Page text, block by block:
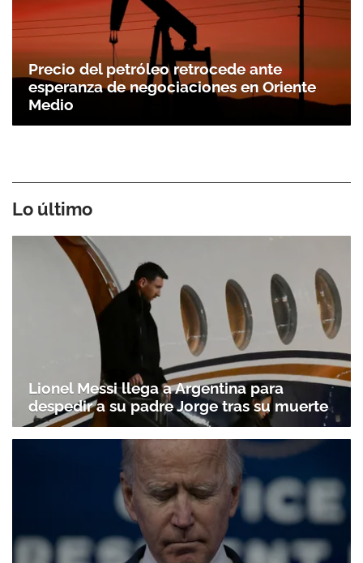
Precio del petróleo retrocede ante
esperanza de negociaciones en Oriente
Medio
Lo último
Lionel Messi llega a Argentina para
despedir a su padre Jorge tras su muerte